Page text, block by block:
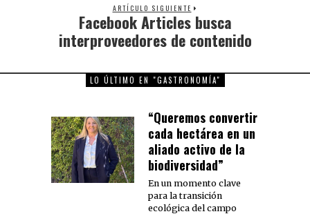
ARTÍCULO SIGUIENTE
Next
post:
Facebook Articles busca
interproveedores de contenido
LO ÚLTIMO EN "GASTRONOMÍA"
“Queremos convertir
cada hectárea en un
aliado activo de la
biodiversidad”
En un momento clave
para la transición
ecológica del campo